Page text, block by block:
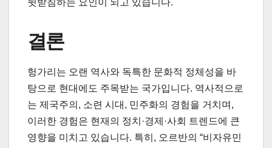
결론
헝가리는 오랜 역사와 독특한 문화적 정체성을 바
탕으로 현대에도 주목받는 국가입니다. 역사적으로
는 제국주의, 소련 시대, 민주화의 경험을 거치며,
이러한 경험은 현재의 정치·경제·사회 트렌드에 큰
영향을 미치고 있습니다. 특히, 오르반의 “비자유민